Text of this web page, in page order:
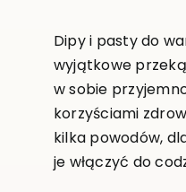
Dipy i pasty do
wyjątkowe
w sobie
korzyściami
kilka powodów,
je włączyć do